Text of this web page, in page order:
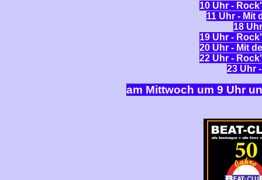
10 Uhr -
11 Uhr - Mit
18
19 Uhr -
20 Uhr - Mit
22 Uhr -
23 Uhr
am Mittwoch um 9 Uhr